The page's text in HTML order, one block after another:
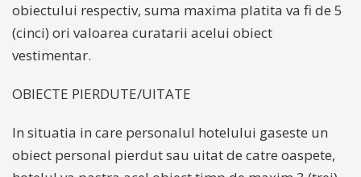
obiectului respectiv, suma maxima platita va fi de 5
(cinci) ori valoarea curatarii acelui obiect
vestimentar.
OBIECTE PIERDUTE/UITATE
In situatia in care personalul hotelului gaseste un
obiect personal pierdut sau uitat de catre oaspete,